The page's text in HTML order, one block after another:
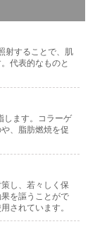
射することで、肌
代表的なものと
します。コラーゲ
、脂肪燃焼を促
し、若々しく保
を謳うことがで
されています。